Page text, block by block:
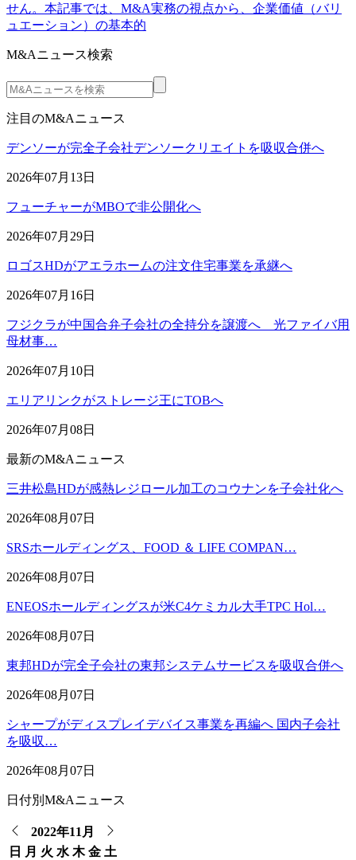
せん。本記事では、M&A実務の視点から、企業価値（バリ
ュエーション）の基本的
M&Aニュース検索
注目のM&Aニュース
デンソーが完全子会社デンソークリエイトを吸収合併へ
2026年07月13日
フューチャーがMBOで非公開化へ
2026年07月29日
ロゴスHDがアエラホームの注文住宅事業を承継へ
2026年07月16日
フジクラが中国合弁子会社の全持分を譲渡へ 光ファイバ用
母材事…
2026年07月10日
エリアリンクがストレージ王にTOBへ
2026年07月08日
最新のM&Aニュース
三井松島HDが感熱レジロール加工のコウナンを子会社化へ
2026年08月07日
SRSホールディングス、FOOD ＆ LIFE COMPAN…
2026年08月07日
ENEOSホールディングスが米C4ケミカル大手TPC Hol…
2026年08月07日
東邦HDが完全子会社の東邦システムサービスを吸収合併へ
2026年08月07日
シャープがディスプレイデバイス事業を再編へ 国内子会社
を吸収…
2026年08月07日
日付別M&Aニュース
2022年11月
日
月 火 水 木 金 土